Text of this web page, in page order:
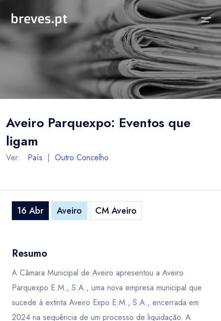
Notícias
Concelhos Vizinhos
Distrito
Temas
Sobre
Funcionalidades
As nossas Fontes
Contactos
Aveiro Parquexpo: Eventos que
ligam
Ver: País | Outro Concelho
16 Abr Aveiro CM Aveiro
Resumo
A Câmara Municipal de Aveiro apresentou a Aveiro
Parquexpo E.M., S.A., uma nova empresa municipal que
sucede à extinta Aveiro Expo E.M., S.A., encerrada em
2024 na sequência de um processo de liquidação. A